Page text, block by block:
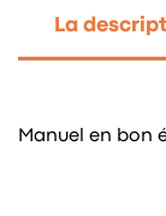
La
Manuel en bon